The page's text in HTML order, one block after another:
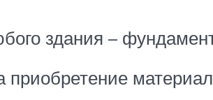
здания –